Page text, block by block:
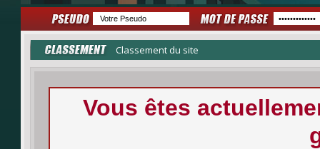
Classement du site
Vous êtes